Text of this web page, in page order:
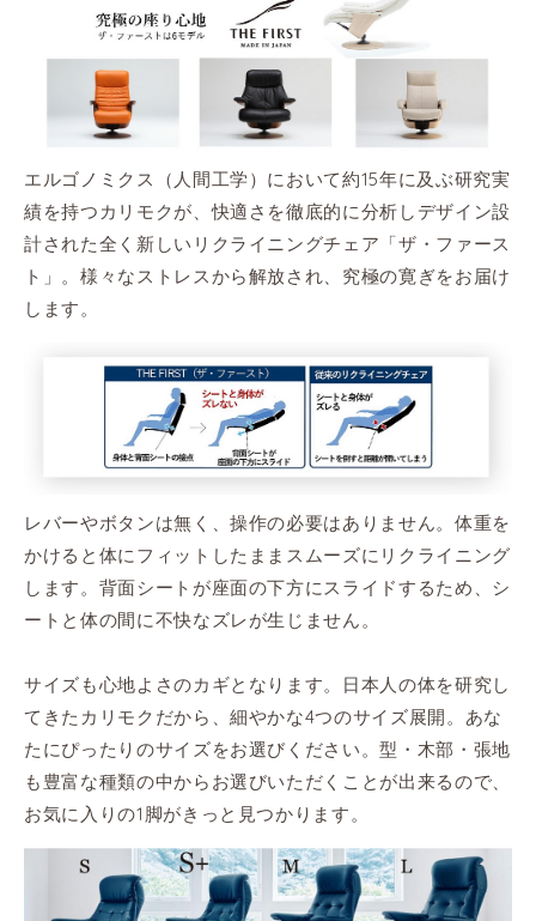
エルゴノミクス（人間工学）において約15年に及ぶ研究実
績を持つカリモクが、快適さを徹底的に分析しデザイン設
計された全く新しいリクライニングチェア「ザ・ファース
ト」。様々なストレスから解放され、究極の寛ぎをお届け
します。
レバーやボタンは無く、操作の必要はありません。体重を
かけると体にフィットしたままスムーズにリクライニング
します。背面シートが座面の下方にスライドするため、シ
ートと体の間に不快なズレが生じません。
サイズも心地よさのカギとなります。日本人の体を研究し
てきたカリモクだから、細やかな4つのサイズ展開。あな
たにぴったりのサイズをお選びください。型・木部・張地
も豊富な種類の中からお選びいただくことが出来るので、
お気に入りの1脚がきっと見つかります。